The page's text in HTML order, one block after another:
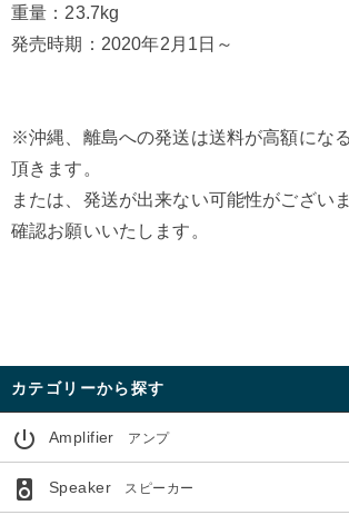
重量：23.7kg
発売時期：2020年2月1日～
※沖縄、離島への発送は送料が高額にな
頂きます。
または、発送が出来ない可能性がござい
確認お願いいたします。
カテゴリーから探す
power_settings_new Amplifier アンプ
speaker Speakerスピーカー